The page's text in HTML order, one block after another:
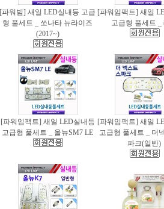
[파워빔] 새일 LED실내등 고급
형 풀세트 _ 쏘나타 뉴라이즈
(2017~)
[파워임팩트] 새일
고급형 풀세트 _
[파워임팩트] 새일 LED실내등
고급형 풀세트 _ 올뉴SM7 LE
[파워임팩트] 새일
고급형 풀세트 _ 더
파크(일반)